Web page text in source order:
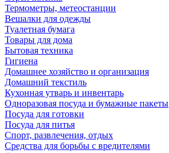
Термометры, метеостанции
Вешалки для одежды
Туалетная бумага
Товары для дома
Бытовая техника
Гигиена
Домашнее хозяйство и организация
Домашний текстиль
Кухонная утварь и инвентарь
Одноразовая посуда и бумажные пакеты
Посуда для готовки
Посуда для питья
Спорт, развлечения, отдых
Средства для борьбы с вредителями